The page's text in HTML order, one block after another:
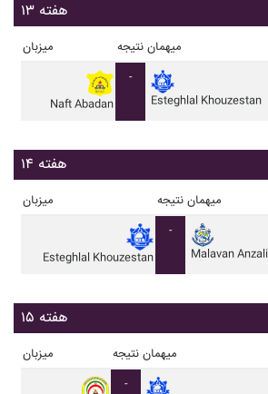
هفته ۱۳
میزبان نتیجه میهمان
Naft Abadan
-
Esteghlal Khouzestan
هفته ۱۴
میزبان نتیجه میهمان
Esteghlal Khouzestan
-
Malavan Anzali
هفته ۱۵
میزبان نتیجه میهمان
-